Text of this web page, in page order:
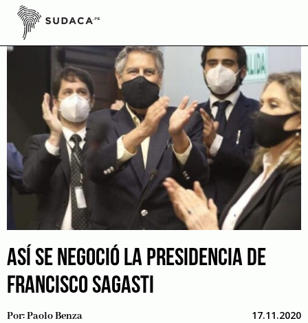
Skip
content
ASÍ SE NEGOCIÓ LA PRESIDENCIA DE
FRANCISCO SAGASTI
Por:Paolo Benza 17.11.2020